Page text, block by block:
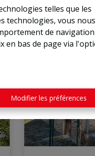
telles que les
technologies, vous nous
de
en bas de page via
Modifier les préférences
VENDU